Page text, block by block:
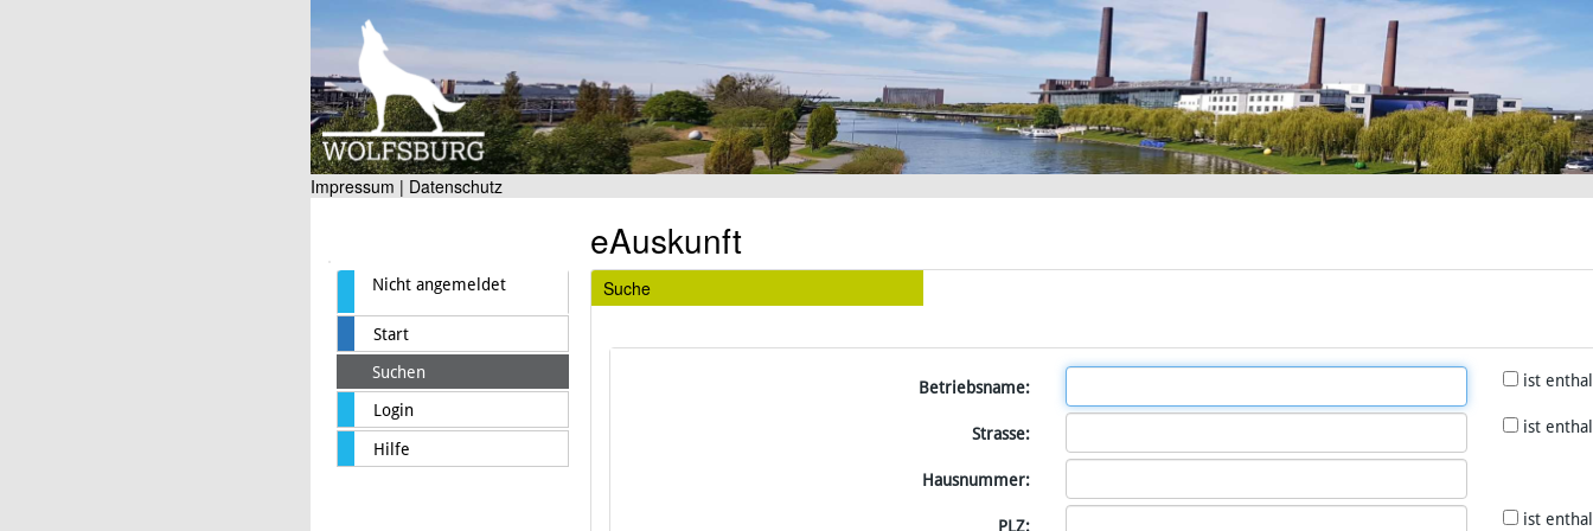
Impressum | Datenschutz
Nicht angemeldet
Start
Suchen
Login
Hilfe
eAuskunft
Suche
Betriebsname: ist
Strasse: ist
Hausnummer:
PLZ: ist